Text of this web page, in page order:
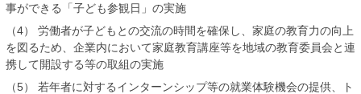
事ができる「子ども参観日」の実施
（4） 労働者が子どもとの交流の時間を確保し、家庭の教育力の向上
を図るため、企業内において家庭教育講座等を地域の教育委員会と連
携して開設する等の取組の実施
（5） 若年者に対するインターンシップ等の就業体験機会の提供、ト